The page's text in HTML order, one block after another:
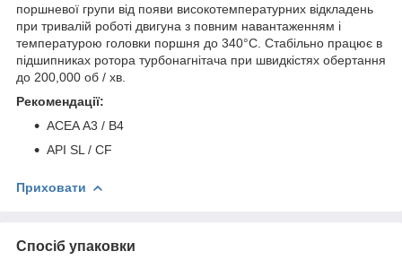
поршневої групи від появи високотемпературних відкладень
при тривалій роботі двигуна з повним навантаженням і
температурою головки поршня до 340°С. Стабільно працює в
підшипниках ротора турбонагнітача при швидкістях обертання
до 200,000 об / хв.
Рекомендації:
ACEA А3 / В4
API SL / CF
Приховати
Спосіб упаковки